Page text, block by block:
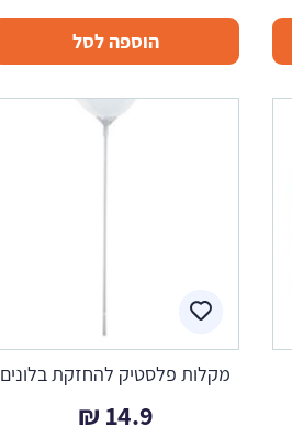
הוספה לסל
מקלות פלסטיק להחזקת בלונים
14.9
₪